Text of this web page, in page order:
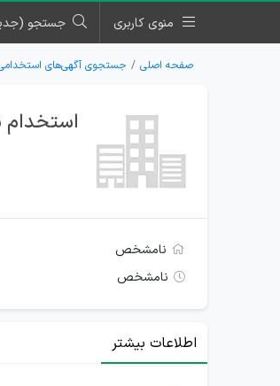
منوی کاربری جستجو
صفحه اصلی جستجوی آگهی‌های
نامشخص
نامشخص
اطلاعات بیشتر